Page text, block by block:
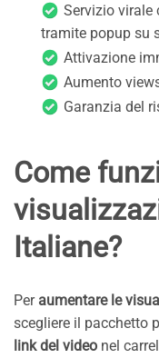
Servizio virale
tramite popup su
Attivazione
Aumento
Garanzia del
Come
Italiane?
Per aumentare le
scegliere il pacchetto
link del video nel